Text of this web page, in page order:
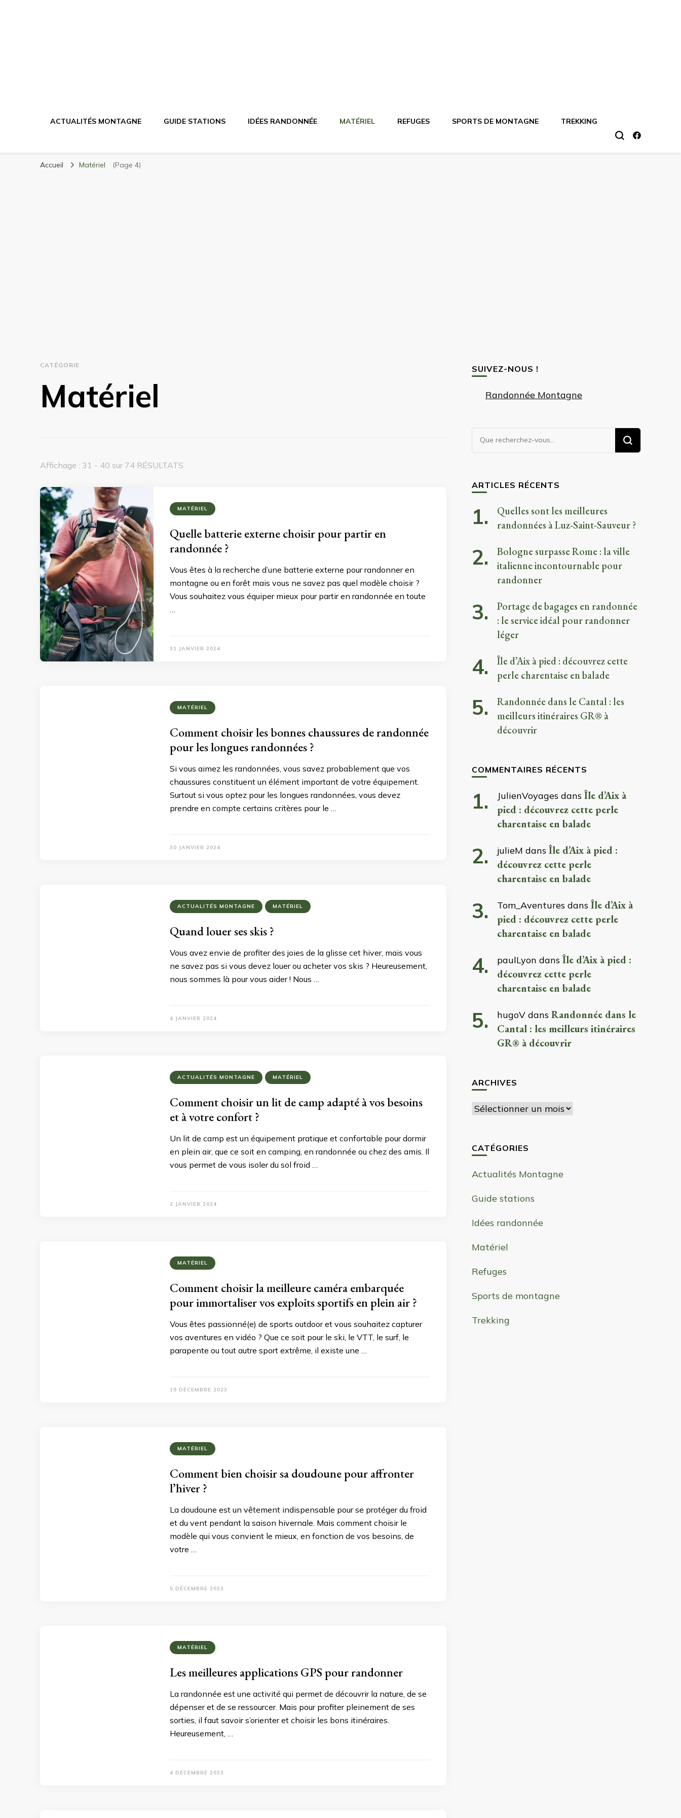
Randonnée Montagne
ACTUALITÉS MONTAGNE GUIDE STATIONS IDÉES RANDONNÉE MATÉRIEL REFUGES SPORTS DE MONTAGNE TREKKING
Accueil Matériel (Page 4)
CATÉGORIE
Matériel
Affichage : 31 - 40 sur 74 RÉSULTATS
MATÉRIEL
Quelle batterie externe choisir pour partir en
randonnée ?
Vous êtes à la recherche d’une batterie externe pour randonner en
montagne ou en forêt mais vous ne savez pas quel modèle choisir ?
Vous souhaitez vous équiper mieux pour partir en randonnée en toute
…
31 JANVIER 2024
MATÉRIEL
Comment choisir les bonnes chaussures de randonnée
pour les longues randonnées ?
Si vous aimez les randonnées, vous savez probablement que vos
chaussures constituent un élément important de votre équipement.
Surtout si vous optez pour les longues randonnées, vous devez
prendre en compte certains critères pour le …
30 JANVIER 2024
ACTUALITÉS MONTAGNE MATÉRIEL
Quand louer ses skis ?
Vous avez envie de profiter des joies de la glisse cet hiver, mais vous
ne savez pas si vous devez louer ou acheter vos skis ? Heureusement,
nous sommes là pour vous aider ! Nous …
4 JANVIER 2024
ACTUALITÉS MONTAGNE MATÉRIEL
Comment choisir un lit de camp adapté à vos besoins
et à votre confort ?
Un lit de camp est un équipement pratique et confortable pour dormir
en plein air, que ce soit en camping, en randonnée ou chez des amis. Il
vous permet de vous isoler du sol froid …
2 JANVIER 2024
MATÉRIEL
Comment choisir la meilleure caméra embarquée
pour immortaliser vos exploits sportifs en plein air ?
Vous êtes passionné(e) de sports outdoor et vous souhaitez capturer
vos aventures en vidéo ? Que ce soit pour le ski, le VTT, le surf, le
parapente ou tout autre sport extrême, il existe une …
19 DÉCEMBRE 2023
MATÉRIEL
Comment bien choisir sa doudoune pour affronter
l’hiver ?
La doudoune est un vêtement indispensable pour se protéger du froid
et du vent pendant la saison hivernale. Mais comment choisir le
modèle qui vous convient le mieux, en fonction de vos besoins, de
votre …
5 DÉCEMBRE 2023
MATÉRIEL
Les meilleures applications GPS pour randonner
La randonnée est une activité qui permet de découvrir la nature, de se
dépenser et de se ressourcer. Mais pour profiter pleinement de ses
sorties, il faut savoir s’orienter et choisir les bons itinéraires.
Heureusement, …
4 DÉCEMBRE 2023
SUIVEZ-NOUS !
Randonnée Montagne
Vous
recherchiez
ARTICLES RÉCENTS
Quelles sont les meilleures
randonnées à Luz-Saint-Sauveur ?
Bologne surpasse Rome : la ville
italienne incontournable pour
randonner
Portage de bagages en randonnée
: le service idéal pour randonner
léger
Île d’Aix à pied : découvrez cette
perle charentaise en balade
Randonnée dans le Cantal : les
meilleurs itinéraires GR® à
découvrir
COMMENTAIRES RÉCENTS
JulienVoyagesdans Île d’Aix à
pied : découvrez cette perle
charentaise en balade
julieM dans Île d’Aix à pied :
découvrez cette perle
charentaise en balade
Tom_Aventuresdans Île d’Aix à
pied : découvrez cette perle
charentaise en balade
paulLyon dans Île d’Aix à pied :
découvrez cette perle
charentaise en balade
hugoVdans Randonnée dans le
Cantal : les meilleurs itinéraires
GR® à découvrir
ARCHIVES
Archives
CATÉGORIES
Actualités Montagne
Guide stations
Idées randonnée
Matériel
Refuges
Sports de montagne
Trekking